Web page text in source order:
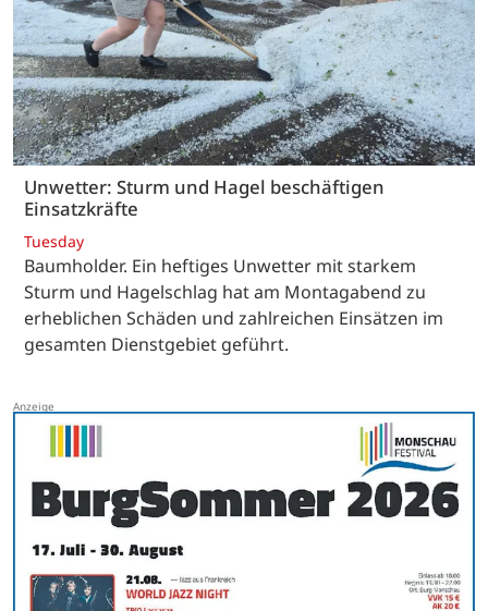
Unwetter: Sturm und Hagel beschäftigen
Einsatzkräfte
Tuesday
Baumholder. Ein heftiges Unwetter mit starkem
Sturm und Hagelschlag hat am Montagabend zu
erheblichen Schäden und zahlreichen Einsätzen im
gesamten Dienstgebiet geführt.